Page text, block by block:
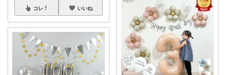
コレ いいね